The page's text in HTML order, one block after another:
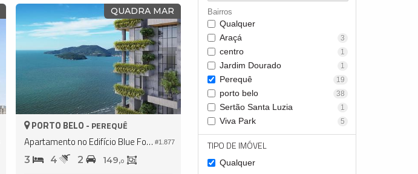
Bairros
Qualquer
Araçá
3
centro 1
Jardim Dourado 1
Perequê 19
porto belo 38
Sertão Santa Luzia 1
Viva Park 5
TIPO DE IMÓVEL
Qualquer
QUADRA MAR
#1.877
PORTO BELO - PEREQUÊ
Apartamento no Edifício Blue Forest
3 4 2 149,0